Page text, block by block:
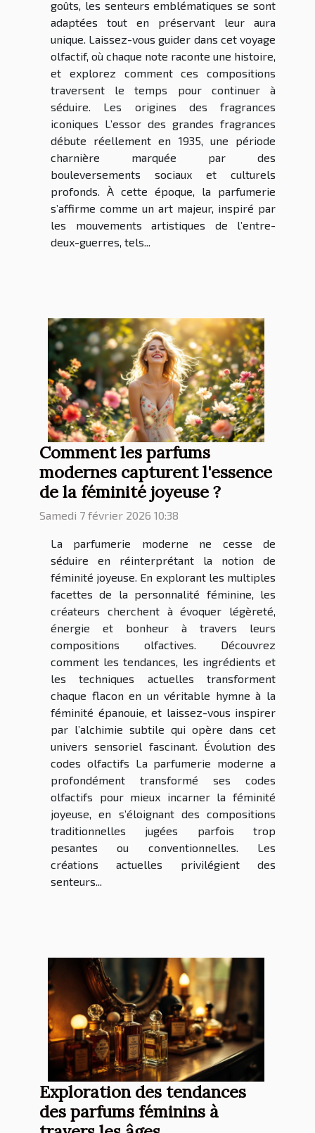
goûts, les senteurs emblématiques se sont
adaptées tout en préservant leur aura
unique. Laissez-vous guider dans cet voyage
olfactif, où chaque note raconte une histoire,
et explorez comment ces compositions
traversent le temps pour continuer à
séduire. Les origines des fragrances
iconiques L’essor des grandes fragrances
débute réellement en 1935, une période
charnière marquée par des
bouleversements sociaux et culturels
profonds. À cette époque, la parfumerie
s’affirme comme un art majeur, inspiré par
les mouvements artistiques de l’entre-
deux-guerres, tels...
Comment les parfums
modernes capturent l'essence
de la féminité joyeuse ?
Samedi 7 février 2026 10:38
La parfumerie moderne ne cesse de
séduire en réinterprétant la notion de
féminité joyeuse. En explorant les multiples
facettes de la personnalité féminine, les
créateurs cherchent à évoquer légèreté,
énergie et bonheur à travers leurs
compositions olfactives. Découvrez
comment les tendances, les ingrédients et
les techniques actuelles transforment
chaque flacon en un véritable hymne à la
féminité épanouie, et laissez-vous inspirer
par l’alchimie subtile qui opère dans cet
univers sensoriel fascinant. Évolution des
codes olfactifs La parfumerie moderne a
profondément transformé ses codes
olfactifs pour mieux incarner la féminité
joyeuse, en s’éloignant des compositions
traditionnelles jugées parfois trop
pesantes ou conventionnelles. Les
créations actuelles privilégient des
senteurs...
Exploration des tendances
des parfums féminins à